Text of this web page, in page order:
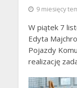
9 miesięcy
W piątek 7
Edyta
Pojazdy
realizację